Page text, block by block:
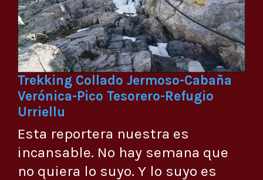
Trekking Collado Jermoso-Cabaña
Verónica-Pico Tesorero-Refugio
Urriellu
Esta reportera nuestra es
incansable. No hay semana que
no quiera lo suyo. Y lo suyo es